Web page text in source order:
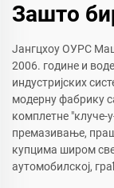
Зашто
Јангцхоу ОУРС
2006. године и
индустријских
модерну фабрику
комплетне "клуче-
премазивање,
купцима широм
аутомобилској,